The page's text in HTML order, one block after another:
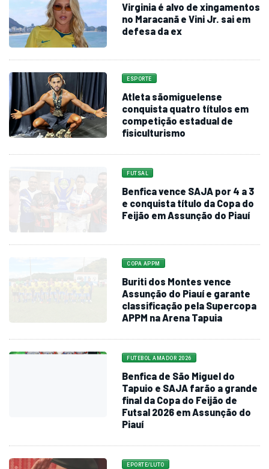
Virginia é alvo de xingamentos
no Maracanã e Vini Jr. sai em
defesa da ex
ESPORTE
Atleta sãomiguelense
conquista quatro títulos em
competição estadual de
fisiculturismo
FUTSAL
Benfica vence SAJA por 4 a 3
e conquista título da Copa do
Feijão em Assunção do Piauí
COPA APPM
Buriti dos Montes vence
Assunção do Piauí e garante
classificação pela Supercopa
APPM na Arena Tapuia
FUTEBOL AMADOR 2026
Benfica de São Miguel do
Tapuio e SAJA farão a grande
final da Copa do Feijão de
Futsal 2026 em Assunção do
Piauí
EPORTE/LUTO